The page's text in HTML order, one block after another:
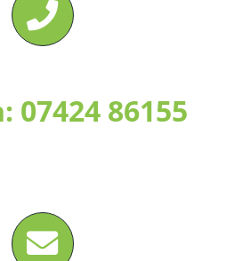
07424 86155